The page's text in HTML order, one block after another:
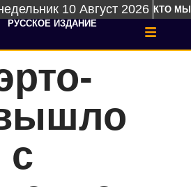
10 Август 2026 КТО МЫ
РУССКОЕ ИЗДАНИЕ
с